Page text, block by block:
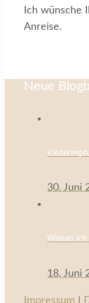
Ich wünsche
Anreise.
Neue
30. Juni
Warum ich
18. Juni
Impressum